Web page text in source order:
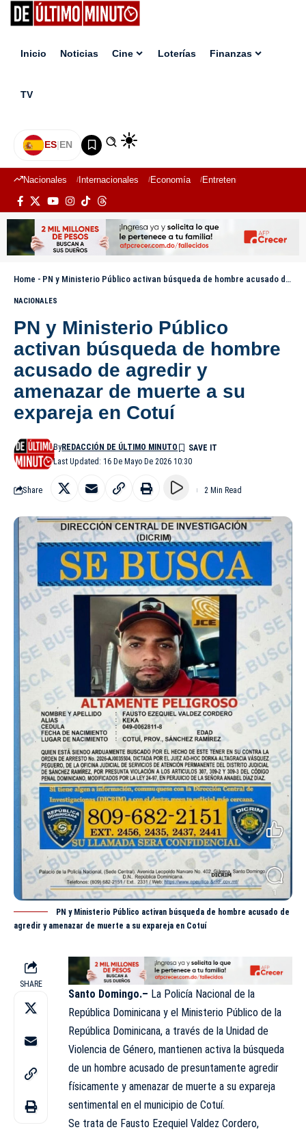
Inicio Noticias Cine Loterías Finanzas
TV
ES|EN
Nacionales Internacionales Economía Entretenimiento
Home - PN y Ministerio Público activan búsqueda de hombre acusado de agredir y amenazar de muerte a su expareja en Cotuí
NACIONALES
PN y Ministerio Público
activan búsqueda de hombre
acusado de agredir y
amenazar de muerte a su
expareja en Cotuí
Last Updated: 16 De Mayo De 2026 10:30
ByREDACCIÓN DE ÚLTIMO MINUTO
Share 2 Min Read
PN y Ministerio Público activan búsqueda de hombre acusado de
agredir y amenazar de muerte a su expareja en Cotuí
SHARE
Santo Domingo.– La Policía Nacional de la
República Dominicana y el Ministerio Público de la
República Dominicana, a través de la Unidad de
Violencia de Género, mantienen activa la búsqueda
de un hombre acusado de presuntamente agredir
físicamente y amenazar de muerte a su expareja
sentimental en el municipio de Cotuí.
Se trata de Fausto Ezequiel Valdez Cordero,